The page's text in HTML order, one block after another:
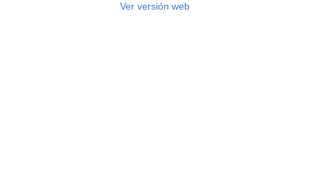
Ver versión web